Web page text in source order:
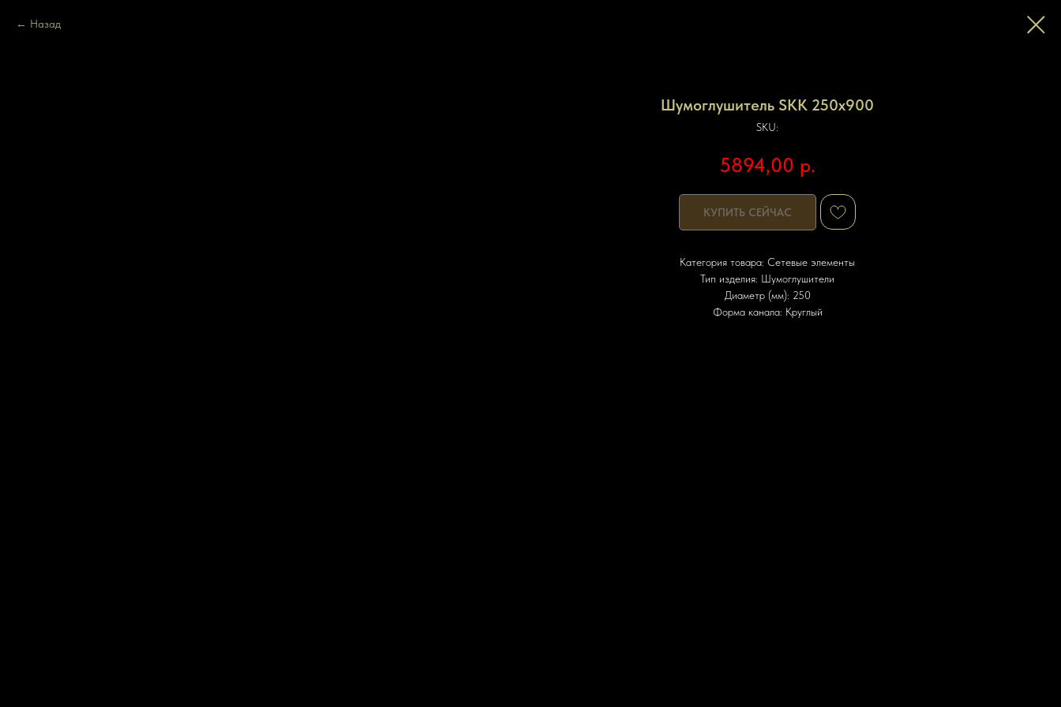
Назад
Шумоглушитель SKK 250х900
SKU:
5894,00 р.
КУПИТЬ СЕЙЧАС
Категория товара: Сетевые элементы
Тип изделия: Шумоглушители
Диаметр (мм): 250
Форма канала: Круглый